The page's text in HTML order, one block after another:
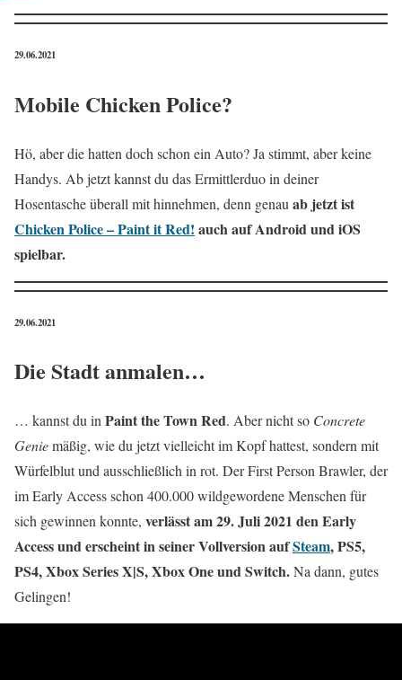
29.06.2021
Mobile Chicken Police?
Hö, aber die hatten doch schon ein Auto? Ja stimmt, aber keine
Handys. Ab jetzt kannst du das Ermittlerduo in deiner
Hosentasche überall mit hinnehmen, denn genau ab jetzt ist
Chicken Police – Paint it Red! auch auf Android und iOS
spielbar.
29.06.2021
Die Stadt anmalen…
… kannst du inPaint the Town Red. Aber nicht so Concrete
Geniemäßig, wie du jetzt vielleicht im Kopf hattest, sondern mit
Würfelblut und ausschließlich in rot. Der First Person Brawler, der
im Early Access schon 400.000 wildgewordene Menschen für
sich gewinnen konnte, verlässt am 29. Juli 2021 den Early
Access und erscheint in seiner Vollversion aufSteam, PS5,
PS4, Xbox Series X|S, Xbox One und Switch.Na dann, gutes
Gelingen!